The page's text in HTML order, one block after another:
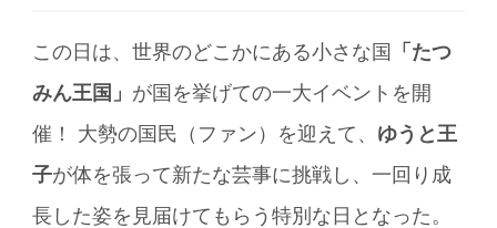
この日は、世界のどこかにある小さな国
「たつ
みん王国」 が国を挙げての一大イベントを開
催！ 大勢の国民（ファン）を迎えて、 ゆうと王
子が体を張って新たな芸事に挑戦し、一回り成
長した姿を見届けてもらう特別な日となった。